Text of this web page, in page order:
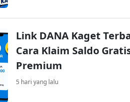
Link DANA Kaget
Cara Klaim Saldo
Premium
5 hari yang lalu